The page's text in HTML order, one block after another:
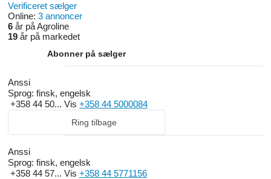
Verificeret sælger
Online: 3 annoncer
6 år på Agroline
19 år på markedet
Abonner på sælger
Anssi
Sprog: finsk, engelsk
+358 44 50... Vis +358 44 5000084
Ring tilbage
Anssi
Sprog: finsk, engelsk
+358 44 57... Vis +358 44 5771156